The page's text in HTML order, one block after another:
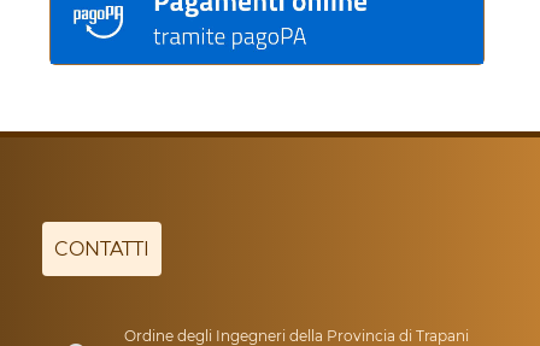
CONTATTI
Ordine degli Ingegneri della Provincia di Trapani